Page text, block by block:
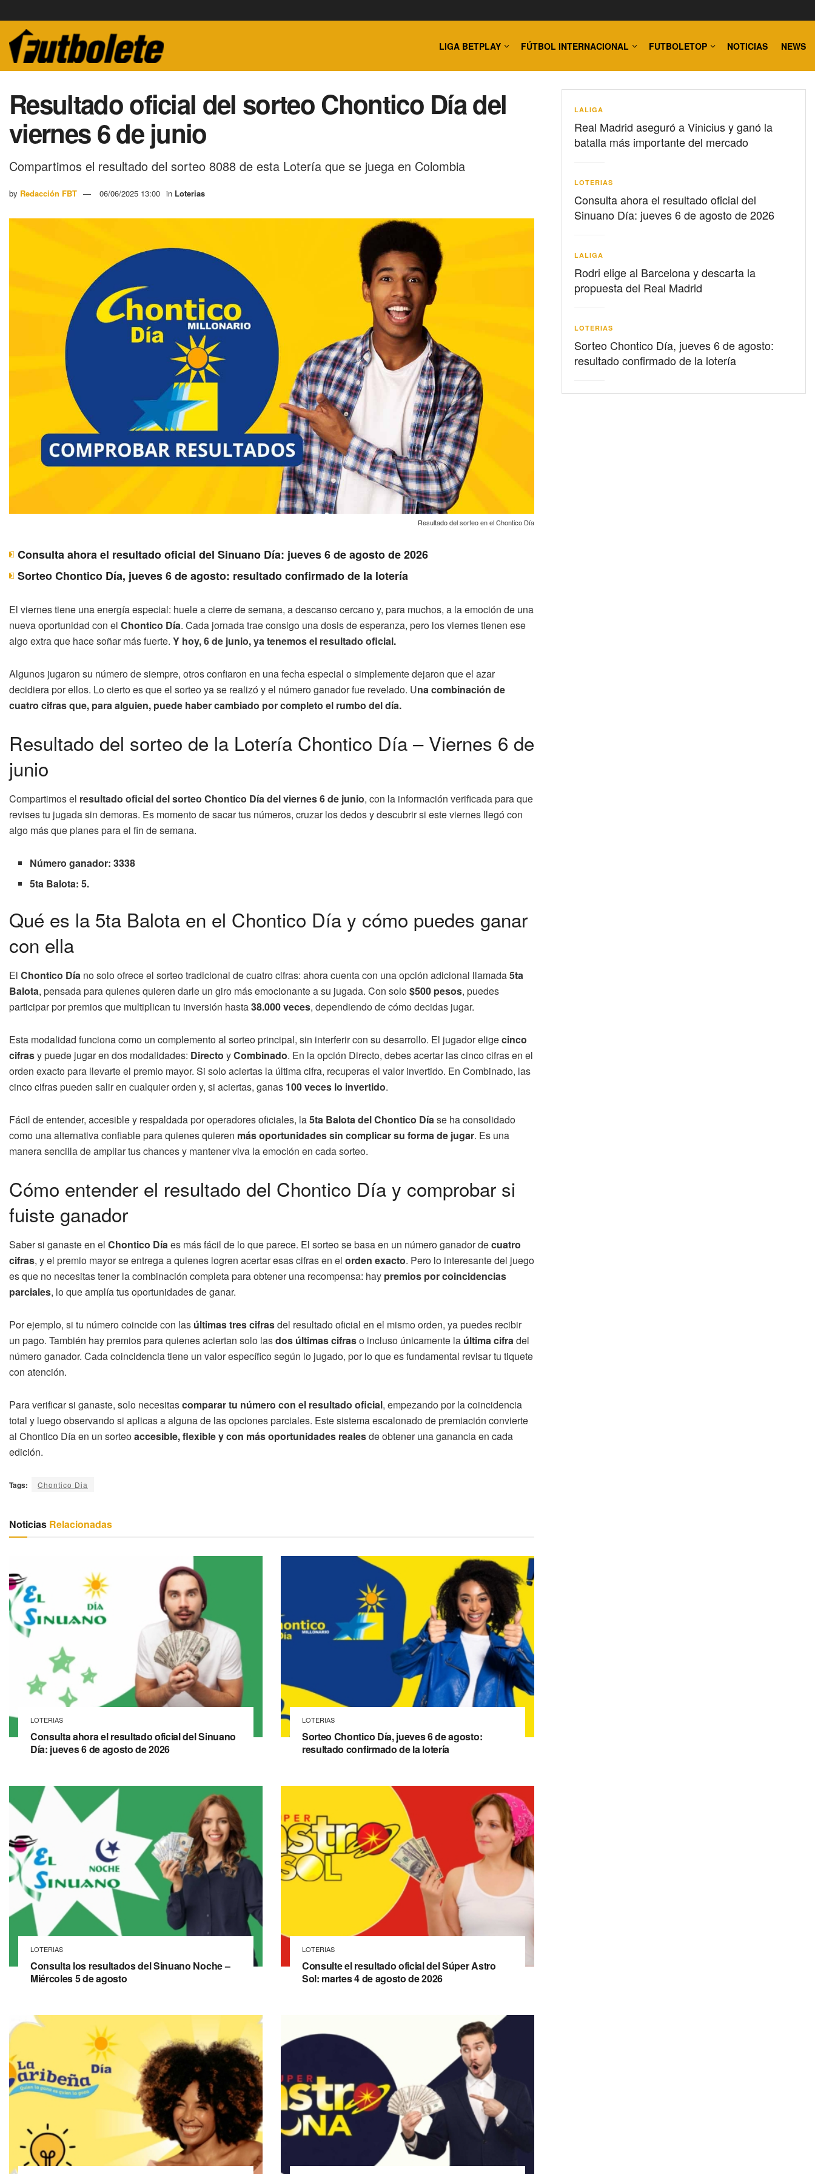
LIGA BETPLAY FÚTBOL INTERNACIONAL FUTBOLETOP NOTICIAS NEWS
Resultado oficial del sorteo Chontico Día del
viernes 6 de junio
Compartimos el resultado del sorteo 8088 de esta Lotería que se juega en Colombia
by Redacción FBT 06/06/2025 13:00 in Loterias
Resultado del sorteo en el Chontico Día
Consulta ahora el resultado oficial del Sinuano Día: jueves 6 de agosto de 2026
Sorteo Chontico Día, jueves 6 de agosto: resultado confirmado de la lotería
El viernes tiene una energía especial: huele a cierre de semana, a descanso cercano y, para muchos, a la emoción de una
nueva oportunidad con el Chontico Día. Cada jornada trae consigo una dosis de esperanza, pero los viernes tienen ese
algo extra que hace soñar más fuerte. Y hoy, 6 de junio, ya tenemos el resultado oficial.
Algunos jugaron su número de siempre, otros confiaron en una fecha especial o simplemente dejaron que el azar
decidiera por ellos. Lo cierto es que el sorteo ya se realizó y el número ganador fue revelado. Una combinación de
cuatro cifras que, para alguien, puede haber cambiado por completo el rumbo del día.
Resultado del sorteo de la Lotería Chontico Día – Viernes 6 de
junio
Compartimos el resultado oficial del sorteo Chontico Día del viernes 6 de junio, con la información verificada para que
revises tu jugada sin demoras. Es momento de sacar tus números, cruzar los dedos y descubrir si este viernes llegó con
algo más que planes para el fin de semana.
Número ganador: 3338
5ta Balota: 5.
Qué es la 5ta Balota en el Chontico Día y cómo puedes ganar
con ella
El Chontico Día no solo ofrece el sorteo tradicional de cuatro cifras: ahora cuenta con una opción adicional llamada5ta
Balota, pensada para quienes quieren darle un giro más emocionante a su jugada. Con solo$500 pesos, puedes
participar por premios que multiplican tu inversión hasta38.000 veces, dependiendo de cómo decidas jugar.
Esta modalidad funciona como un complemento al sorteo principal, sin interferir con su desarrollo. El jugador eligecinco
cifrasy puede jugar en dos modalidades: Directo yCombinado. En la opción Directo, debes acertar las cinco cifras en el
orden exacto para llevarte el premio mayor. Si solo aciertas la última cifra, recuperas el valor invertido. En Combinado, las
cinco cifras pueden salir en cualquier orden y, si aciertas, ganas 100 veces lo invertido.
Fácil de entender, accesible y respaldada por operadores oficiales, la5ta Balota del Chontico Díase ha consolidado
como una alternativa confiable para quienes quieren más oportunidades sin complicar su forma de jugar. Es una
manera sencilla de ampliar tus chances y mantener viva la emoción en cada sorteo.
Cómo entender el resultado del Chontico Día y comprobar si
fuiste ganador
Saber si ganaste en el Chontico Díaes más fácil de lo que parece. El sorteo se basa en un número ganador decuatro
cifras, y el premio mayor se entrega a quienes logren acertar esas cifras en el orden exacto. Pero lo interesante del juego
es que no necesitas tener la combinación completa para obtener una recompensa: hay premios por coincidencias
parciales, lo que amplía tus oportunidades de ganar.
Por ejemplo, si tu número coincide con las últimas tres cifrasdel resultado oficial en el mismo orden, ya puedes recibir
un pago. También hay premios para quienes aciertan solo lasdos últimas cifraso incluso únicamente la última cifradel
número ganador. Cada coincidencia tiene un valor específico según lo jugado, por lo que es fundamental revisar tu tiquete
con atención.
Para verificar si ganaste, solo necesitascomparar tu número con el resultado oficial, empezando por la coincidencia
total y luego observando si aplicas a alguna de las opciones parciales. Este sistema escalonado de premiación convierte
al Chontico Día en un sorteoaccesible, flexible y con más oportunidades realesde obtener una ganancia en cada
edición.
Tags: Chontico Dia
Noticias Relacionadas
LOTERIAS
Consulta ahora el resultado oficial del Sinuano
Día: jueves 6 de agosto de 2026
LOTERIAS
Sorteo Chontico Día, jueves 6 de agosto:
resultado confirmado de la lotería
LOTERIAS
Consulta los resultados del Sinuano Noche –
Miércoles 5 de agosto
LOTERIAS
Consulte el resultado oficial del Súper Astro
Sol: martes 4 de agosto de 2026
LALIGA
Real Madrid aseguró a Vinicius y ganó la
batalla más importante del mercado
LOTERIAS
Consulta ahora el resultado oficial del
Sinuano Día: jueves 6 de agosto de 2026
LALIGA
Rodri elige al Barcelona y descarta la
propuesta del Real Madrid
LOTERIAS
Sorteo Chontico Día, jueves 6 de agosto:
resultado confirmado de la lotería